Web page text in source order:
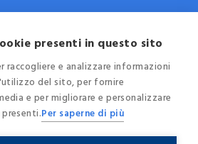
e documenti
presenti in questo sito
raccogliere e analizzare informazioni
del sito, per fornire
e per migliorare e personalizzare
Per saperne di più